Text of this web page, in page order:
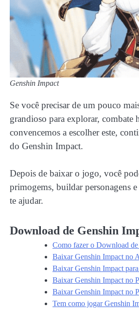
Genshin Impact
Se você precisar de um pouco
grandioso para explorar, combate
convencemos a escolher este,
do Genshin Impact.
Depois de baixar o jogo, você
primogems, buildar personagens
te ajudar.
Download de Genshin
Como fazer o Download
Baixar Genshin Impact no
Baixar Genshin Impact
Baixar Genshin Impact no
Baixar Genshin Impact no
Tem como jogar Genshin